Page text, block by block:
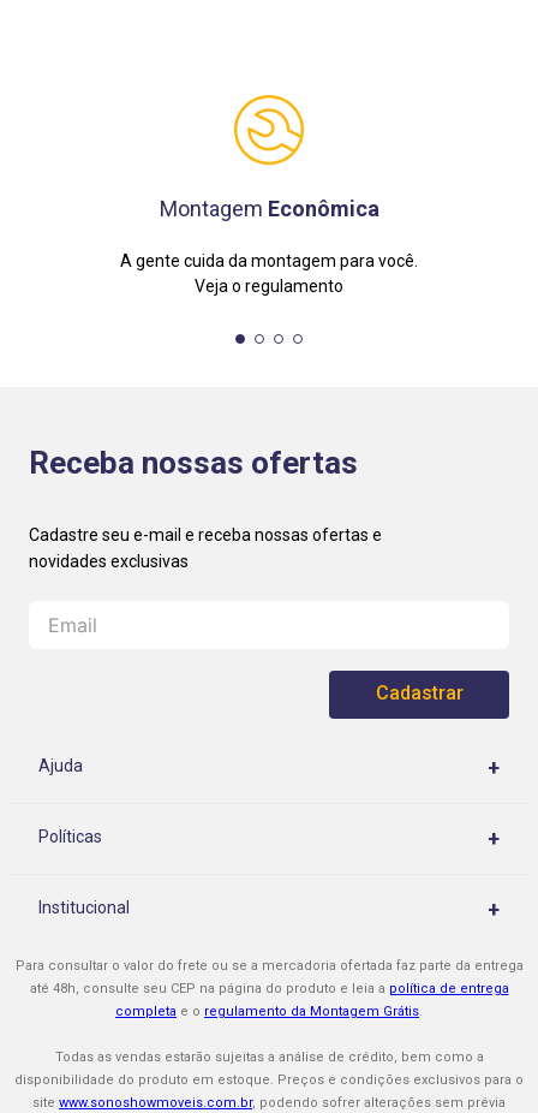
Montagem Econômica
A gente cuida da montagem para você.
Veja o regulamento
Receba nossas ofertas
Cadastrar
Ajuda +
Rastrear meu pedido
Formas de Pagamento
Procon-RJ
Políticas +
Políticas de Entrega
Políticas de Montagem
Políticas de Assistência Técnica
Institucional +
Nossas Lojas
Faça seu Cartão Mastercard
Para consultar o valor do frete ou se a mercadoria ofertada faz parte da entrega
até 48h, consulte seu CEP na página do produto e leia a política de entrega
completa e o regulamento da Montagem Grátis.
Todas as vendas estarão sujeitas a análise de crédito, bem como a
disponibilidade do produto em estoque. Preços e condições exclusivos para o
site www.sonoshowmoveis.com.br, podendo sofrer alterações sem prévia